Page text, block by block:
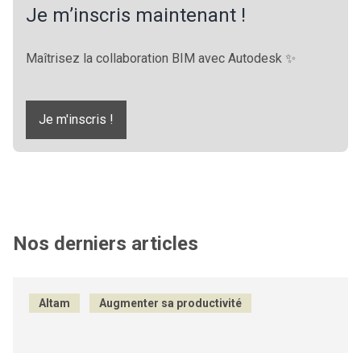
Je m’inscris maintenant !
Maîtrisez la collaboration BIM avec Autodesk ✨
Je m'inscris !
Nos derniers articles
Altam Augmenter sa productivité